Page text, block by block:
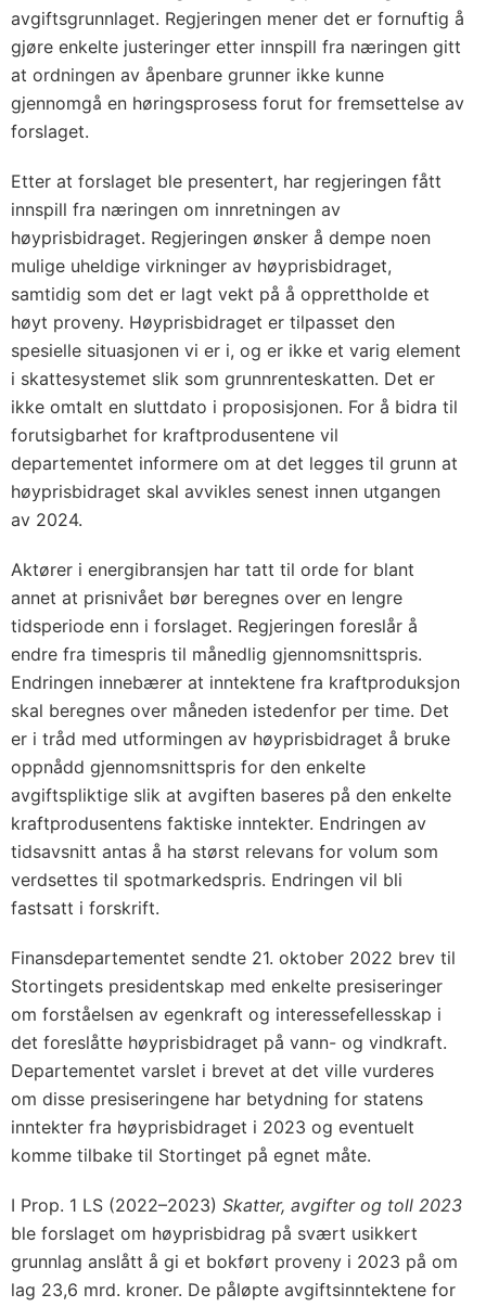
avgiftsgrunnlaget. Regjeringen mener det er fornuftig å
gjøre enkelte justeringer etter innspill fra næringen gitt
at ordningen av åpenbare grunner ikke kunne
gjennomgå en høringsprosess forut for fremsettelse av
forslaget.
Etter at forslaget ble presentert, har regjeringen fått
innspill fra næringen om innretningen av
høyprisbidraget. Regjeringen ønsker å dempe noen
mulige uheldige virkninger av høyprisbidraget,
samtidig som det er lagt vekt på å opprettholde et
høyt proveny. Høyprisbidraget er tilpasset den
spesielle situasjonen vi er i, og er ikke et varig element
i skattesystemet slik som grunnrenteskatten. Det er
ikke omtalt en sluttdato i proposisjonen. For å bidra til
forutsigbarhet for kraftprodusentene vil
departementet informere om at det legges til grunn at
høyprisbidraget skal avvikles senest innen utgangen
av 2024.
Aktører i energibransjen har tatt til orde for blant
annet at prisnivået bør beregnes over en lengre
tidsperiode enn i forslaget. Regjeringen foreslår å
endre fra timespris til månedlig gjennomsnittspris.
Endringen innebærer at inntektene fra kraftproduksjon
skal beregnes over måneden istedenfor per time. Det
er i tråd med utformingen av høyprisbidraget å bruke
oppnådd gjennomsnittspris for den enkelte
avgiftspliktige slik at avgiften baseres på den enkelte
kraftprodusentens faktiske inntekter. Endringen av
tidsavsnitt antas å ha størst relevans for volum som
verdsettes til spotmarkedspris. Endringen vil bli
fastsatt i forskrift.
Finansdepartementet sendte 21. oktober 2022 brev til
Stortingets presidentskap med enkelte presiseringer
om forståelsen av egenkraft og interessefellesskap i
det foreslåtte høyprisbidraget på vann- og vindkraft.
Departementet varslet i brevet at det ville vurderes
om disse presiseringene har betydning for statens
inntekter fra høyprisbidraget i 2023 og eventuelt
komme tilbake til Stortinget på egnet måte.
I Prop. 1 LS (2022–2023) Skatter, avgifter og toll 2023
ble forslaget om høyprisbidrag på svært usikkert
grunnlag anslått å gi et bokført proveny i 2023 på om
lag 23,6 mrd. kroner. De påløpte avgiftsinntektene for